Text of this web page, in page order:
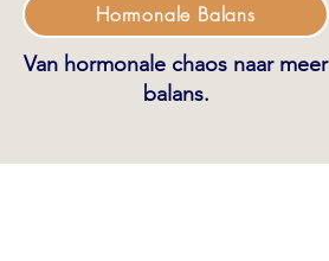
Hormonale Balans
Van hormonale chaos naar meer
balans.